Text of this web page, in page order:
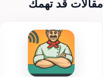
مقالات قد تهمك